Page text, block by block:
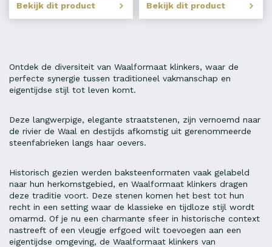
Bekijk dit product Bekijk dit product
Ontdek de diversiteit van Waalformaat klinkers, waar de
perfecte synergie tussen traditioneel vakmanschap en
eigentijdse stijl tot leven komt.
Deze langwerpige, elegante straatstenen, zijn vernoemd naar
de rivier de Waal en destijds afkomstig uit gerenommeerde
steenfabrieken langs haar oevers.
Historisch gezien werden baksteenformaten vaak gelabeld
naar hun herkomstgebied, en Waalformaat klinkers dragen
deze traditie voort. Deze stenen komen het best tot hun
recht in een setting waar de klassieke en tijdloze stijl wordt
omarmd. Of je nu een charmante sfeer in historische context
nastreeft of een vleugje erfgoed wilt toevoegen aan een
eigentijdse omgeving, de Waalformaat klinkers van